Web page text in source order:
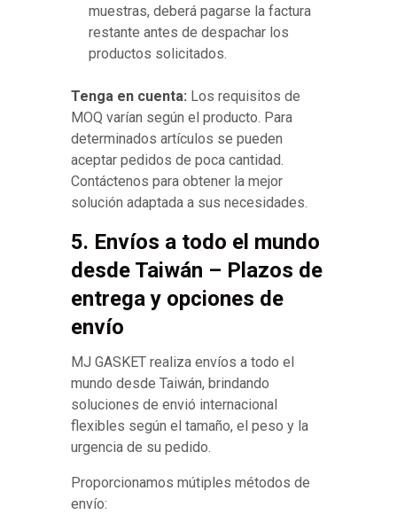
muestras, deberá pagarse la factura
restante antes de despachar los
productos solicitados.
Tenga en cuenta: Los requisitos de
MOQ varían según el producto. Para
determinados artículos se pueden
aceptar pedidos de poca cantidad.
Contáctenos para obtener la mejor
solución adaptada a sus necesidades.
5. Envíos a todo el mundo
desde Taiwán – Plazos de
entrega y opciones de
envío
MJ GASKET realiza envíos a todo el
mundo desde Taiwán, brindando
soluciones de envió internacional
flexibles según el tamaño, el peso y la
urgencia de su pedido.
Proporcionamos mútiples métodos de
envío: